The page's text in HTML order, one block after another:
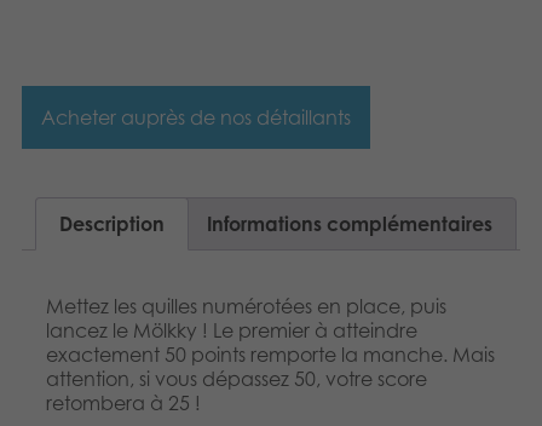
Acheter auprès de nos détaillants
Description Informations complémentaires
Mettez les quilles numérotées en place, puis
lancez le Mölkky ! Le premier à atteindre
exactement 50 points remporte la manche. Mais
attention, si vous dépassez 50, votre score
retombera à 25 !